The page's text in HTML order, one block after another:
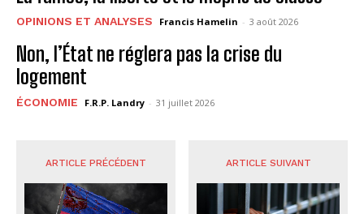
OPINIONS ET ANALYSES Francis Hamelin - 3 août 2026
Non, l’État ne réglera pas la crise du
logement
ÉCONOMIE F.R.P. Landry - 31 juillet 2026
ARTICLE PRÉCÉDENT ARTICLE SUIVANT